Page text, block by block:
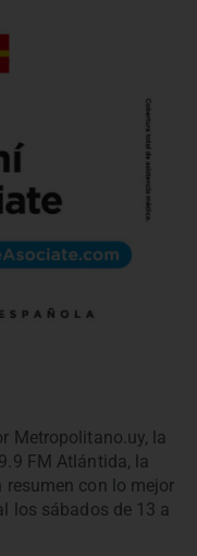
Metropolitano.uy, la
FM Atlántida, la
resumen con lo mejor
los sábados de 13 a